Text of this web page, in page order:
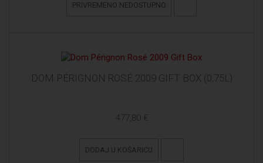
PRIVREMENO NEDOSTUPNO
DOM PÉRIGNON ROSÉ 2009 GIFT BOX (0,75L)
477,80 €
DODAJ U KOŠARICU